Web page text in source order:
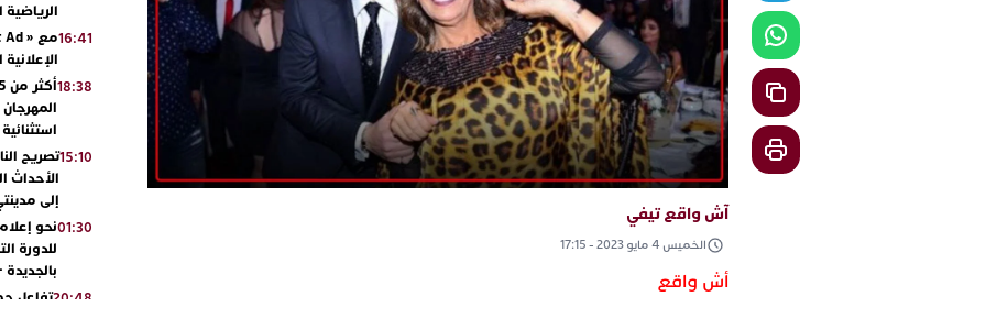
آش واقع تيفي
الخميس 4 مايو 2023 - 17:15
أش واقع
16:41
18:38
استثنائية
15:10تصريح
الأحداث
إلى
01:30نحو
للدورة
20:48تفاعل